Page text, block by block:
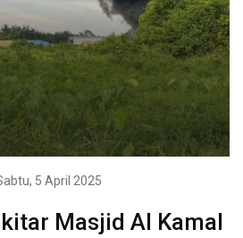
5 April 2025
Masjid Al Kamal